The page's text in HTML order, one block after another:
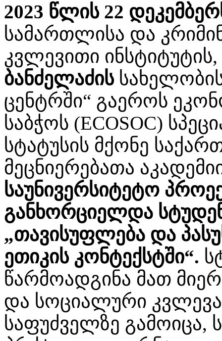
2023 წლის 22
სამართლისა და
კვლევითი
ბანძელაძის
ცენტრში“ გაეროს
საბჭოს (ECOSOC)
სტატუსის მქონე
მეცნიერებათა
საუნივერსიტეტო
განხორციელდა
„თავისუფლება და
ეთიკის კონტექსტში“.
წარმოადგინა მათ
და სოციალური
საფუძველზე გამოიცა,